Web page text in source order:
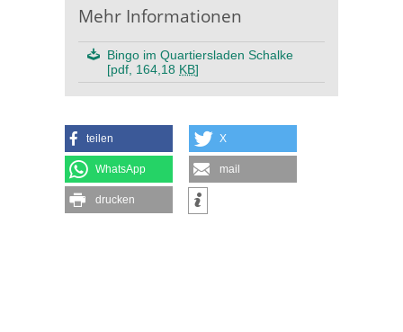
Mehr Informationen
Bingo im Quartiersladen Schalke
[pdf, 164,18 KB]
teilen X
WhatsApp mail
drucken